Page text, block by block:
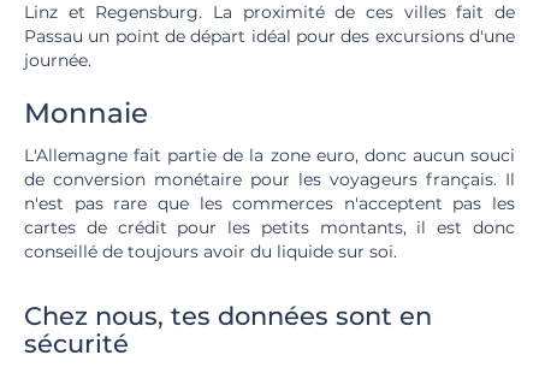
Linz et Regensburg. La proximité de ces villes fait de
Passau un point de départ idéal pour des excursions d'une
journée.
Monnaie
L'Allemagne fait partie de la zone euro, donc aucun souci
de conversion monétaire pour les voyageurs français. Il
n'est pas rare que les commerces n'acceptent pas les
cartes de crédit pour les petits montants, il est donc
conseillé de toujours avoir du liquide sur soi.
Chez nous, tes données sont en
sécurité